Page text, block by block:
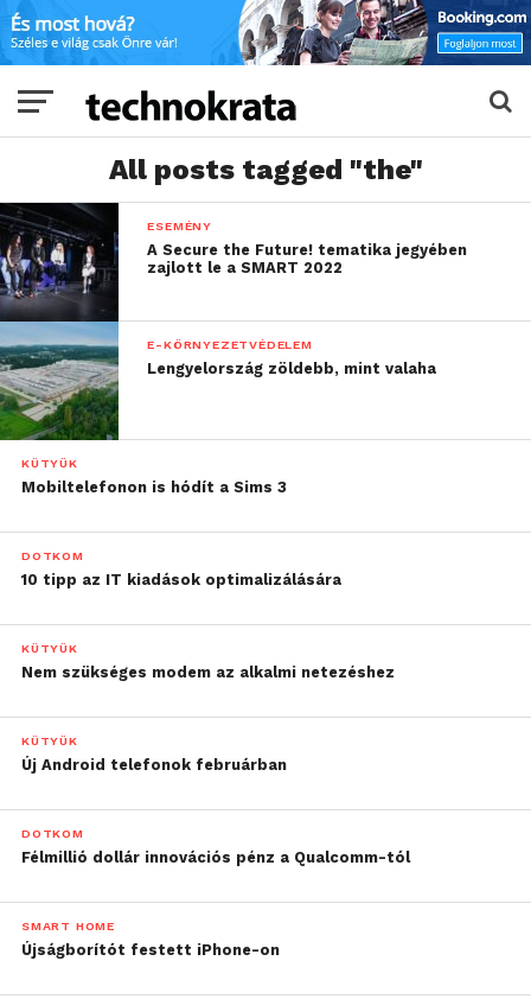
All posts tagged "the"
ESEMÉNY
A Secure the Future! tematika jegyében
zajlott le a SMART 2022
E-KÖRNYEZETVÉDELEM
Lengyelország zöldebb, mint valaha
KÜTYÜK
Mobiltelefonon is hódít a Sims 3
DOTKOM
10 tipp az IT kiadások optimalizálására
KÜTYÜK
Nem szükséges modem az alkalmi netezéshez
KÜTYÜK
Új Android telefonok februárban
DOTKOM
Félmillió dollár innovációs pénz a Qualcomm-tól
SMART HOME
Újságborítót festett iPhone-on